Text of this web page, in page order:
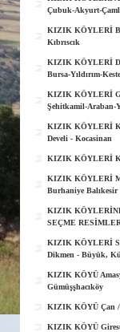
Çubuk-Akyurt-
KIZIK KÖYLERİ
Kıbrıscık
KIZIK KÖYLERİ
Bursa-Yıldırım-
KIZIK KÖYLERİ
Şehitkamil-Araban-
KIZIK KÖYLERİ
Develi - Kocasinan
KIZIK KÖYLERİ
KIZIK KÖYLERİ
Burhaniye Balıkesir
KIZIK
SEÇME RESİMLER
KIZIK KÖYLERİ
Dikmen - Büyük,
KIZIK KÖYÜ
Gümüşşhacıköy
KIZIK KÖYÜ Çan /
KIZIK KÖYÜ